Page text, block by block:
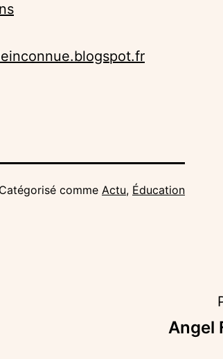
Catégorisé comme Actu, Éducation
Angel